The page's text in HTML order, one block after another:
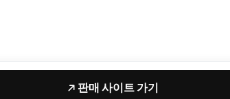
판매 사이트 가기